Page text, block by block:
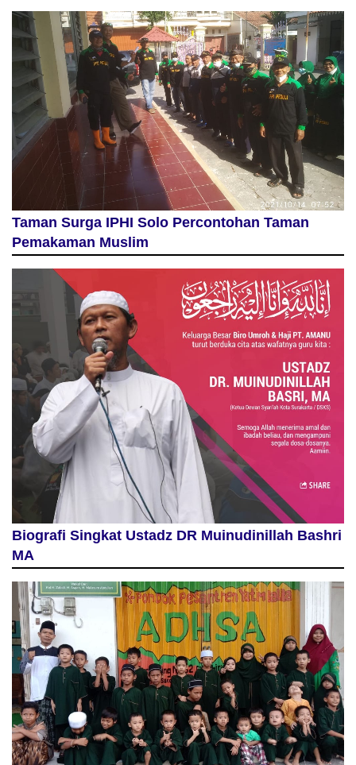
Taman Surga IPHI Solo Percontohan Taman
Pemakaman Muslim
Biografi Singkat Ustadz DR Muinudinillah Bashri
MA